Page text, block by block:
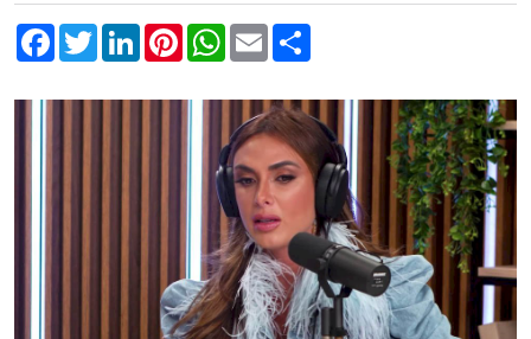
FacebookTwitterLinkedInPinterestWhatsApp
Email